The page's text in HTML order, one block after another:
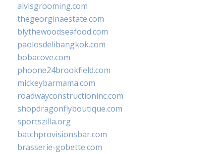
alvisgrooming.com
thegeorginaestate.com
blythewoodseafood.com
paolosdelibangkok.com
bobacove.com
phoone24brookfield.com
mickeybarmama.com
roadwayconstructioninc.com
shopdragonflyboutique.com
sportszilla.org
batchprovisionsbar.com
brasserie-gobette.com